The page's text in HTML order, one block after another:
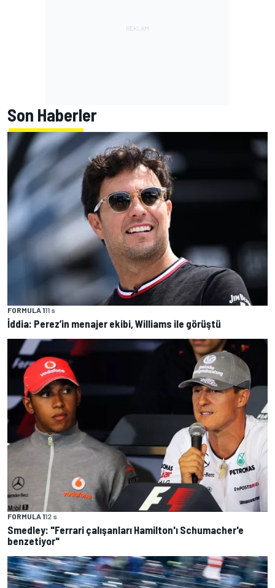
Son Haberler
FORMULA 111 s
İddia: Perez’in menajer ekibi, Williams ile görüştü
FORMULA 112 s
Smedley: "Ferrari çalışanları Hamilton'ı Schumacher'e
benzetiyor"